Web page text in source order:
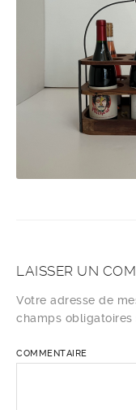
LAISSER UN
Votre adresse de
champs obligatoires
COMMENTAIRE